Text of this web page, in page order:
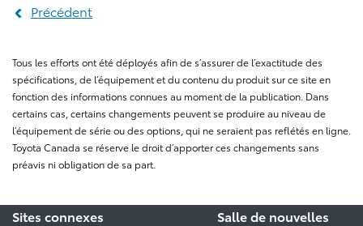
Précédent
Tous les efforts ont été déployés afin de s’assurer de l’exactitude des
spécifications, de l’équipement et du contenu du produit sur ce site en
fonction des informations connues au moment de la publication. Dans
certains cas, certains changements peuvent se produire au niveau de
l’équipement de série ou des options, qui ne seraient pas reflétés en ligne.
Toyota Canada se réserve le droit d’apporter ces changements sans
préavis ni obligation de sa part.
Sites connexes
Salle de nouvelles